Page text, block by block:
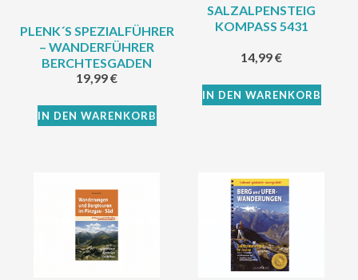
PLENK´S SPEZIALFÜHRER
– WANDERFÜHRER
BERCHTESGADEN
19,99€
IN DEN WARENKORB
SALZALPENSTEIG
KOMPASS 5431
14,99€
IN DEN WARENKORB